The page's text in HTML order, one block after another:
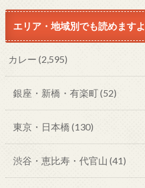
エリア・地域別でも読めますよ
カレー (2,595)
銀座・新橋・有楽町(52)
東京・日本橋 (130)
渋谷・恵比寿・代官山 (41)